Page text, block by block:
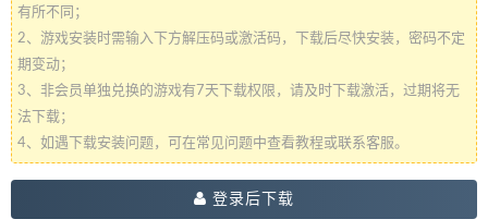
有所不同；
2、游戏安装时需输入下方解压码或激活码，下载后尽快安装，密码不定
期变动；
3、非会员单独兑换的游戏有7天下载权限，请及时下载激活，过期将无
法下载；
4、如遇下载安装问题，可在常见问题中查看教程或联系客服。
登录后下载